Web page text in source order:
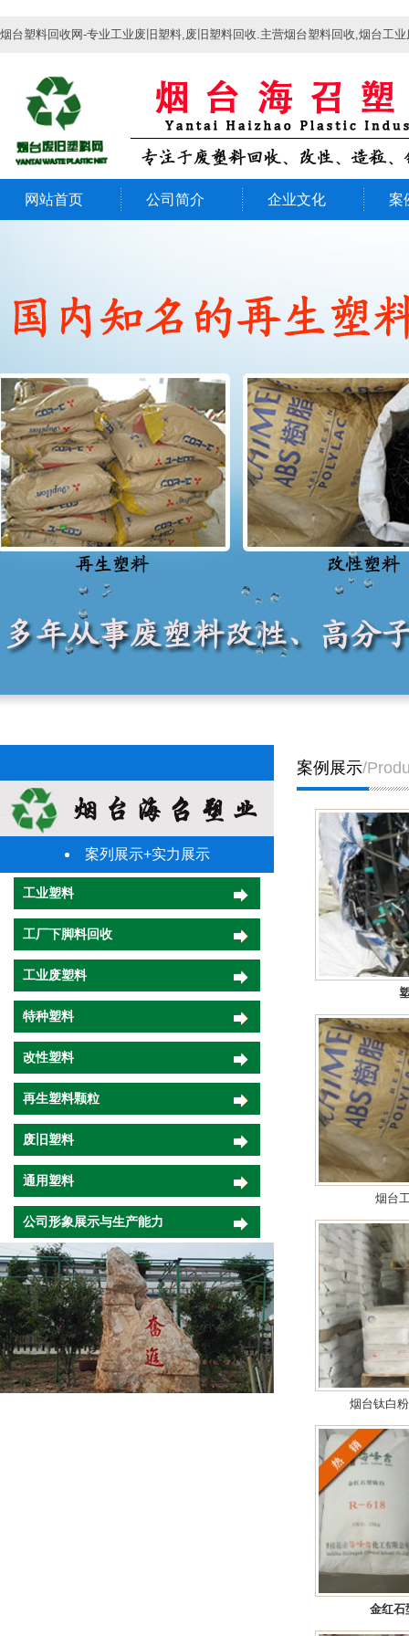
烟台塑料回收网-专业工业废旧塑料,废旧塑料回收.主营烟台塑料回收,烟台工
网站首页 公司简介 企业文化 案
案列展示+实力展示
工业塑料
工厂下脚料回收
工业废塑料
特种塑料
改性塑料
再生塑料颗粒
废旧塑料
通用塑料
公司形象展示与生产能力
案例展示/
烟台
烟台钛白
金红石